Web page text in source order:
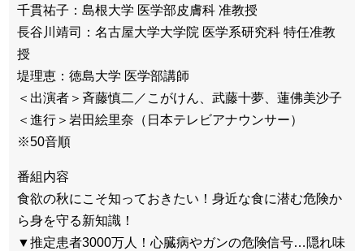
千貫祐子：島根大学 医学部皮膚科 准教授
長谷川靖司：名古屋大学大学院 医学系研究科 特任准教
授
堤理恵：徳島大学 医学部講師
＜出演者＞斉藤慎二／こがけん、武藤十夢、蓮佛美沙子
＜進行＞岩田絵里奈（日本テレビアナウンサー）
※50音順
番組内容
食欲の秋にこそ知っておきたい！身近な食に潜む危険か
ら身を守る新知識！
▼推定患者3000万人！心臓病やガンの危険信号…隠れ味